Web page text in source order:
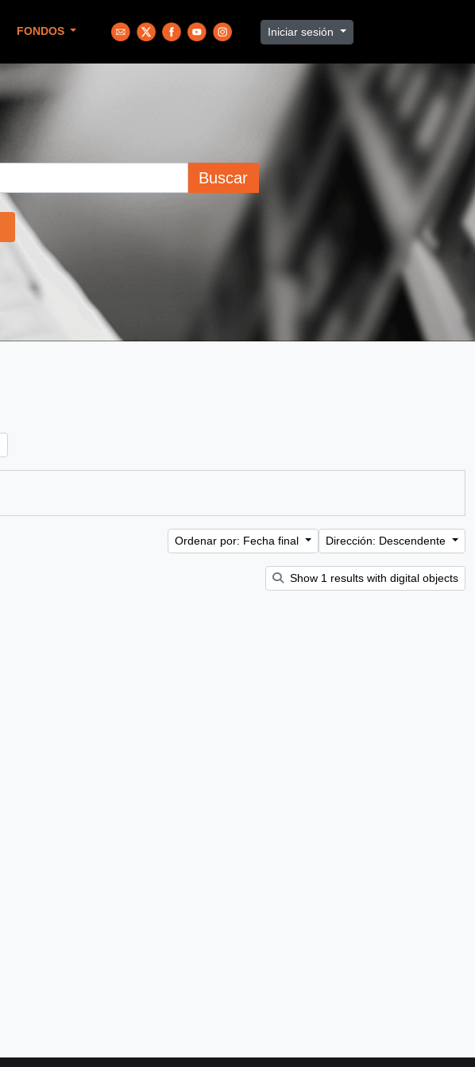
FONDOS Iniciar sesión
Buscar
Ordenar por: Fecha final Dirección: Descendente
Show 1 results with digital objects